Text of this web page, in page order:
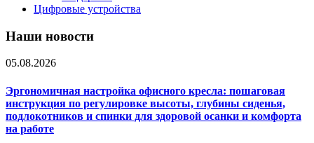
Цифровые устройства
Наши новости
05.08.2026
Эргономичная настройка офисного кресла: пошаговая
инструкция по регулировке высоты, глубины сиденья,
подлокотников и спинки для здоровой осанки и комфорта
на работе